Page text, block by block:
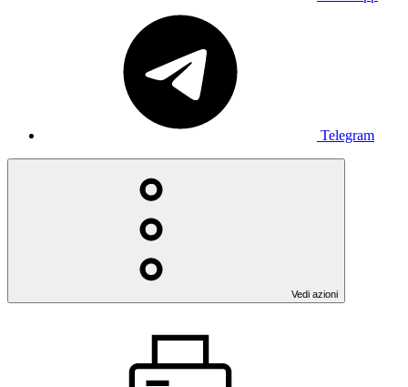
Telegram
Vedi azioni